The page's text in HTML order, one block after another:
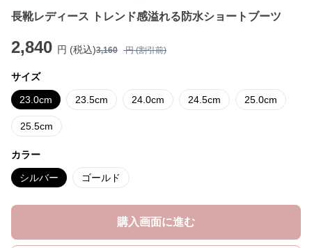
長靴レディース トレンド感溢れる防水ショートブーツ
2,840 円 (税込)3,160 円 (割引前)
サイズ
23.0cm 23.5cm 24.0cm 24.5cm 25.0cm
25.5cm
カラー
シルバー ゴールド
購入画面に進む